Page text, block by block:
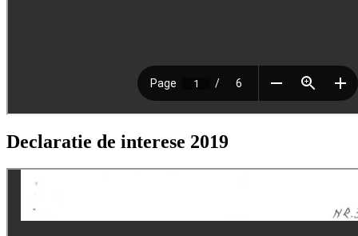
Declaratie de interese 2019